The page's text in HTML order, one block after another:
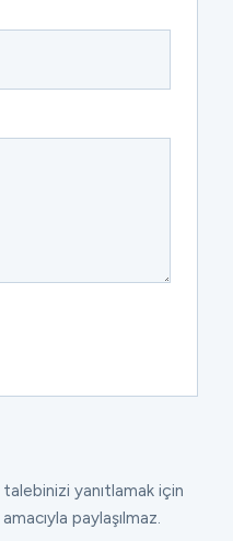
yanıtlamak için
paylaşılmaz.